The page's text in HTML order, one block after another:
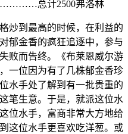
总计2500弗洛林
炒到最高的时候，在利益的
郁金香的疯狂追逐中，参与
败而告终。《布莱恩威尔游
一位因为有了几株郁金香珍
水手处了解到有一批贵重的
笔生意。于是，就派这位水
位水手，富商非常大方地给
这位水手更喜欢吃洋葱。或